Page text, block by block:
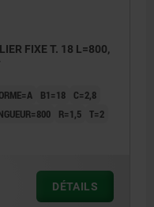
FIXE T. 18 L=800,
B1=18
C=2,8
R=1,5 T=2
DÉTAILS